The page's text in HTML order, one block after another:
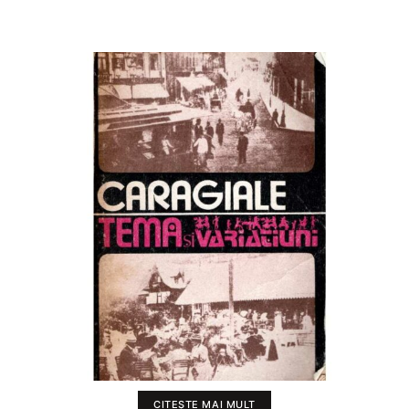
CITEȘTE MAI MULT